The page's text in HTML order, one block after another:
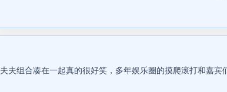
夫夫组合凑在一起真的很好笑，多年娱乐圈的摸爬滚打和嘉宾